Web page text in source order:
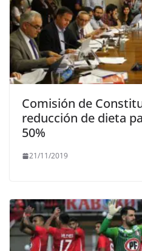
Comisión de
reducción de dieta
50%
21/11/2019